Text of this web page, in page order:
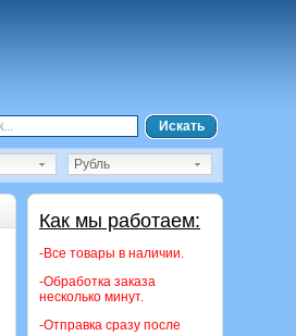
Искать
Рубль
Как мы работаем:
-Все товары в наличии.
-Обработка заказа
несколько минут.
-Отправка сразу после